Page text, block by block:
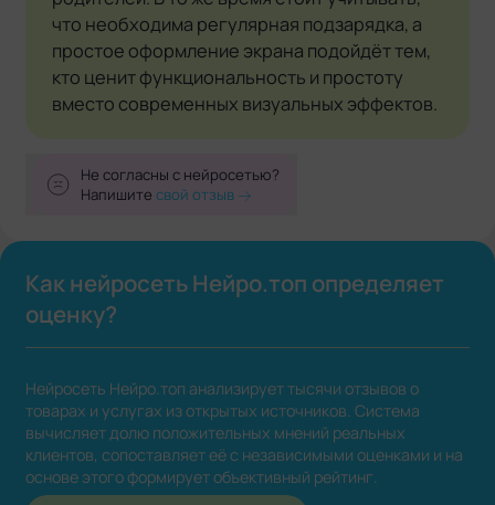
что необходима регулярная подзарядка, а
простое оформление экрана подойдёт тем,
кто ценит функциональность и простоту
вместо современных визуальных эффектов.
Не согласны с нейросетью?
Напишитесвой отзыв
Как нейросеть Нейро.топ определяет
оценку?
Нейросеть Нейро.топ анализирует тысячи отзывов о
товарах и услугах из открытых источников. Система
вычисляет долю положительных мнений реальных
клиентов, сопоставляет её с независимыми оценками и на
основе этого формирует объективный рейтинг.